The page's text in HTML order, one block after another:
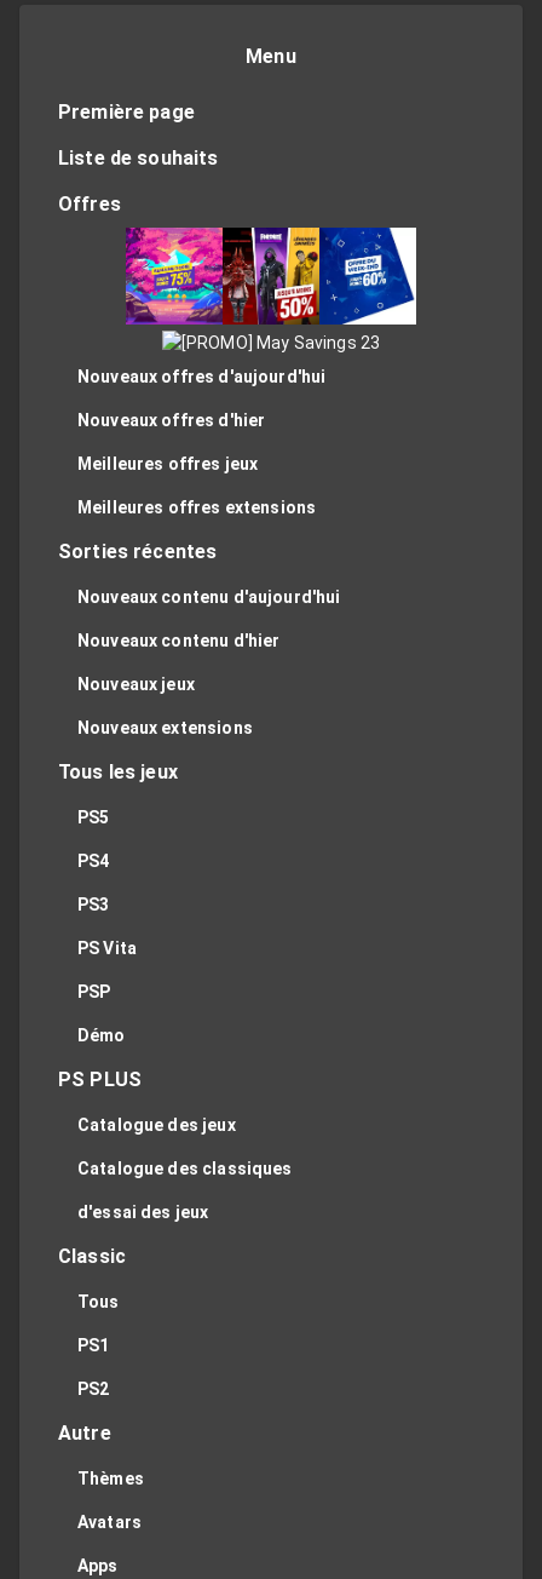
Menu
Première page
Liste de souhaits
Offres
Nouveaux offres d'aujourd'hui
Nouveaux offres d'hier
Meilleures offres jeux
Meilleures offres extensions
Sorties récentes
Nouveaux contenu d'aujourd'hui
Nouveaux contenu d'hier
Nouveaux jeux
Nouveaux extensions
Tous les jeux
PS5
PS4
PS3
PS Vita
PSP
Démo
PS PLUS
Catalogue des jeux
Catalogue des classiques
d'essai des jeux
Classic
Tous
PS1
PS2
Autre
Thèmes
Avatars
Apps